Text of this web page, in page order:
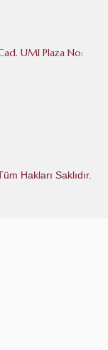
UMI Plaza No:
Hakları Saklıdır.